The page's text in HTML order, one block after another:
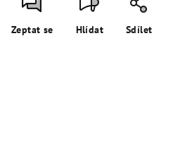
Zeptat se Hlídat Sdílet